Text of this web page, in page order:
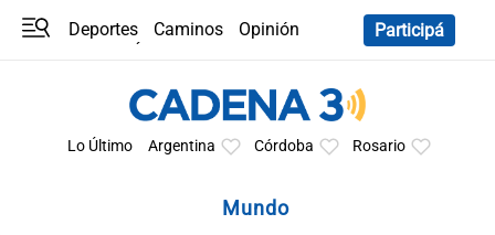
Deportes Caminos
Opinión
Participá
Lo Último Argentina Córdoba Rosario
Mundo